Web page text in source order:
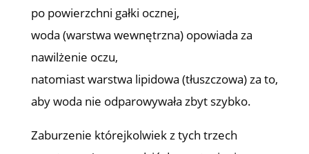
po powierzchni gałki ocznej,
woda (warstwa wewnętrzna) opowiada za
nawilżenie oczu,
natomiast warstwa lipidowa (tłuszczowa) za to,
aby woda nie odparowywała zbyt szybko.
Zaburzenie którejkolwiek z tych trzech